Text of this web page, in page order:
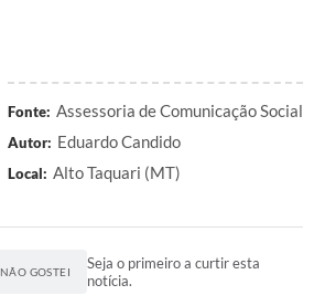
Fonte: Assessoria de Comunicação Social
Autor: Eduardo Candido
Local: Alto Taquari (MT)
NÃO GOSTEI
Seja o primeiro a curtir esta
notícia.